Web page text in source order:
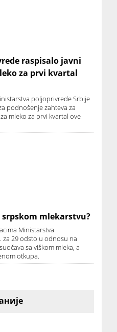
raspisalo javni
za prvi kvartal
poljoprivrede Srbije
podnošenje zahteva za
mleko za prvi kvartal ove
mlekarstvu?
Ministarstva
za 29 odsto u odnosu na
sa viškom mleka, a
otkupa.